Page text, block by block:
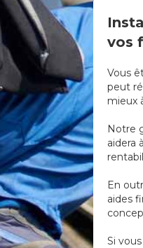
vos
Vous
peut
mieux
Notre
aidera
En
aides
Si